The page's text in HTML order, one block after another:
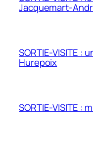
Jacquemart-
SORTIE-VISITE :
Hurepoix
SORTIE-VISITE :